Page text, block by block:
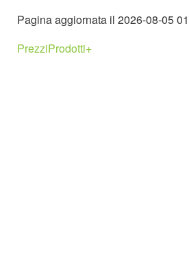
Pagina aggiornata il 2026-08-05
PrezziProdotti+